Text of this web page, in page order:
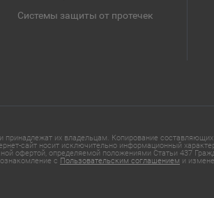
Системы защиты от протечек
их владельцам. Копирование составляющих
сайт носит исключительно информационный
офертой, определяемой положениями Статьи 437
с Пользовательским соглашением и